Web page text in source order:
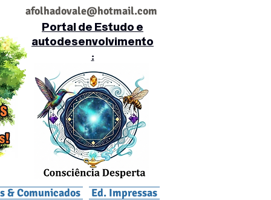
afolhadovale@hotmail.com
Portal de Estudo e
autodesenvolvimento
:
& Comunicados Ed. Impressas